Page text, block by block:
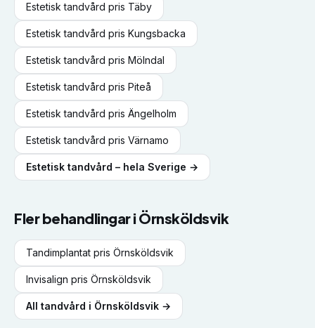
Estetisk tandvård pris Täby
Estetisk tandvård pris Kungsbacka
Estetisk tandvård pris Mölndal
Estetisk tandvård pris Piteå
Estetisk tandvård pris Ängelholm
Estetisk tandvård pris Värnamo
Estetisk tandvård – hela Sverige →
Fler behandlingar i Örnsköldsvik
Tandimplantat pris Örnsköldsvik
Invisalign pris Örnsköldsvik
All tandvård i Örnsköldsvik →